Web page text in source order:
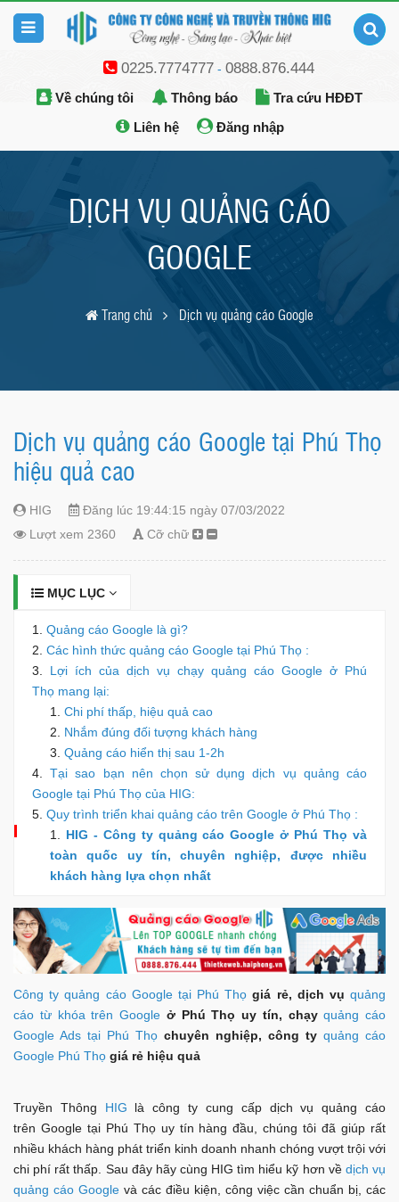
0225.7774777- 0888.876.444
Về chúng tôi Thông báo
Tra cứu HĐĐT
Liên hệ
Đăng nhập
DỊCH VỤ QUẢNG CÁO
GOOGLE
Trang chủ Dịch vụ quảng cáo Google
Dịch vụ quảng cáo Google tại Phú Thọ
hiệu quả cao
HIG
Đăng lúc 19:44:15 ngày 07/03/2022
Lượt xem 2360
Cỡ chữ
MỤC LỤC
Quảng cáo Google là gì?
Các hình thức quảng cáo Google tại Phú Thọ :
Lợi ích của dịch vụ chạy quảng cáo Google ở Phú
Thọ mang lại:
Chi phí thấp, hiệu quả cao
Nhắm đúng đối tượng khách hàng
Quảng cáo hiển thị sau 1-2h
Tại sao bạn nên chọn sử dụng dịch vụ quảng cáo
Google tại Phú Thọ của HIG:
Quy trình triển khai quảng cáo trên Google ở Phú Thọ :
HIG - Công ty quảng cáo Google ở Phú Thọ và
toàn quốc uy tín, chuyên nghiệp, được nhiều
khách hàng lựa chọn nhất
Công ty quảng cáo Google tại Phú Thọ giá rẻ, dịch vụquảng
cáo từ khóa trên Google ở Phú Thọ uy tín, chạyquảng cáo
Google Ads tại Phú Thọ chuyên nghiệp, công ty quảng cáo
Google Phú Thọ giá rẻ hiệu quả
Truyền Thông HIG là công ty cung cấp dịch vụ quảng cáo
trên Google tại Phú Thọ uy tín hàng đầu, chúng tôi đã giúp rất
nhiều khách hàng phát triển kinh doanh nhanh chóng vượt trội với
chi phí rất thấp. Sau đây hãy cùng HIG tìm hiểu kỹ hơn về dịch vụ
quảng cáo Google và các điều kiện, công việc cần chuẩn bị, các